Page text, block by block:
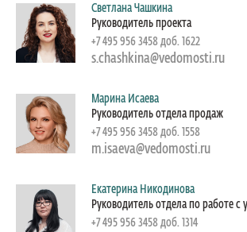
Светлана Чашкина
Руководитель проекта
+7 495 956 3458 доб. 1622
s.chashkina@vedomosti.ru
Марина Исаева
Руководитель отдела продаж
+7 495 956 3458 доб. 1558
m.isaeva@vedomosti.ru
Екатерина Никодинова
Руководитель отдела по работе с
+7 495 956 3458 доб. 1314